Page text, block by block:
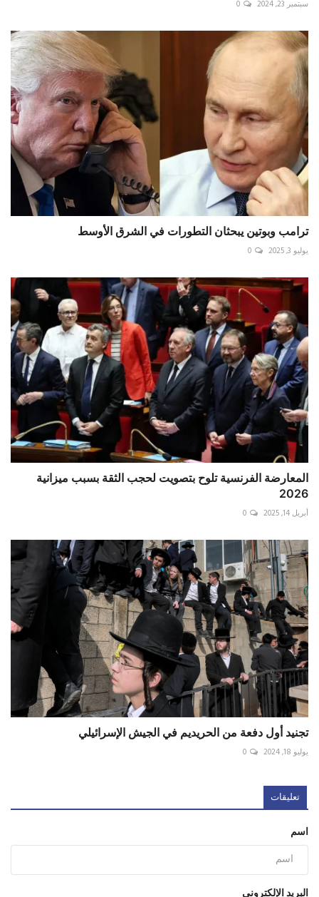
سبتمبر 23, 2024 0
ترامب وبوتين يبحثان التطورات في الشرق الأوسط
يوليو 3, 2025 0
المعارضة الفرنسية تلوح بتصويت لحجب الثقة بسبب ميزانية
2026
أبريل 14, 2025 0
تجنيد أول دفعة من الحريديم في الجيش الإسرائيلي
يوليو 18, 2024 0
تعليقات
اسم
البريد الإلكتروني